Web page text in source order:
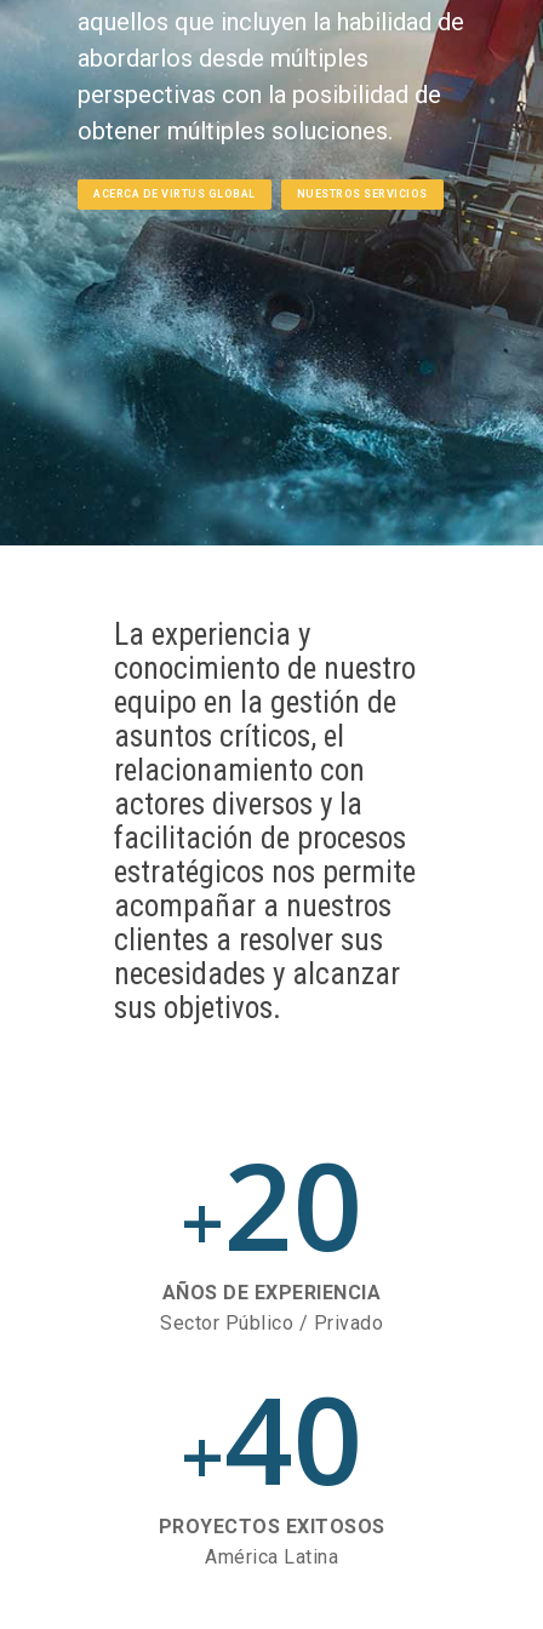
aquellos que incluyen la habilidad de
abordarlos desde múltiples
perspectivas con la posibilidad de
obtener múltiples soluciones.
ACERCA DE VIRTUS GLOBAL NUESTROS SERVICIOS
La experiencia y
conocimiento de nuestro
equipo en la gestión de
asuntos críticos, el
relacionamiento con
actores diversos y la
facilitación de procesos
estratégicos nos permite
acompañar a nuestros
clientes a resolver sus
necesidades y alcanzar
sus objetivos.
+20
AÑOS DE EXPERIENCIA
Sector Público / Privado
+40
PROYECTOS EXITOSOS
América Latina